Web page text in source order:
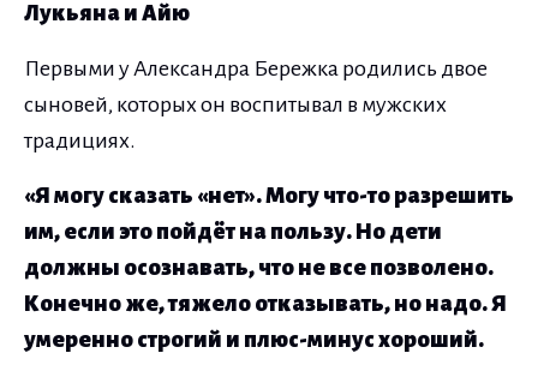
Лукьяна и Айю
Первыми у Александра Бережка родились двое
сыновей, которых он воспитывал в мужских
традициях.
«Я могу сказать «нет». Могу что-то разрешить
им, если это пойдёт на пользу. Но дети
должны осознавать, что не все позволено.
Конечно же, тяжело отказывать, но надо. Я
умеренно строгий и плюс-минус хороший.